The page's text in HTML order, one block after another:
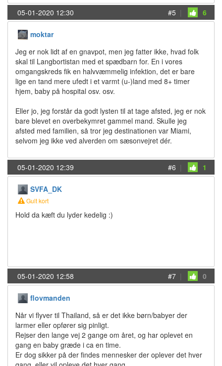
05-01-2020 12:30 #5 | 6
moktar
Jeg er nok lidt af en gnavpot, men jeg fatter ikke, hvad folk
skal til Langbortistan med et spædbarn for. En i vores
omgangskreds fik en halvvæmmelig infektion, det er bare
lige en tand mere ufedt i et varmt (u-)land med 8+ timer
hjem, baby på hospital osv. osv.
Eller jo, jeg forstår da godt lysten til at tage afsted, jeg er nok
bare blevet en overbekymret gammel mand. Skulle jeg
afsted med familien, så tror jeg destinationen var Miami,
selvom jeg ikke ved alverden om sæsonvejret dér.
05-01-2020 12:39 #6 | 1
SVFA_DK
Gult kort
Hold da kæft du lyder kedelig :)
05-01-2020 12:58 #7 | 0
flovmanden
Når vi flyver til Thailand, så er det ikke børn/babyer der
larmer eller opfører sig pinligt.
Rejser den lange vej 2 gange om året, og har oplevet en
gang en baby græde i ca en time.
Er dog sikker på der findes mennesker der oplever det hver